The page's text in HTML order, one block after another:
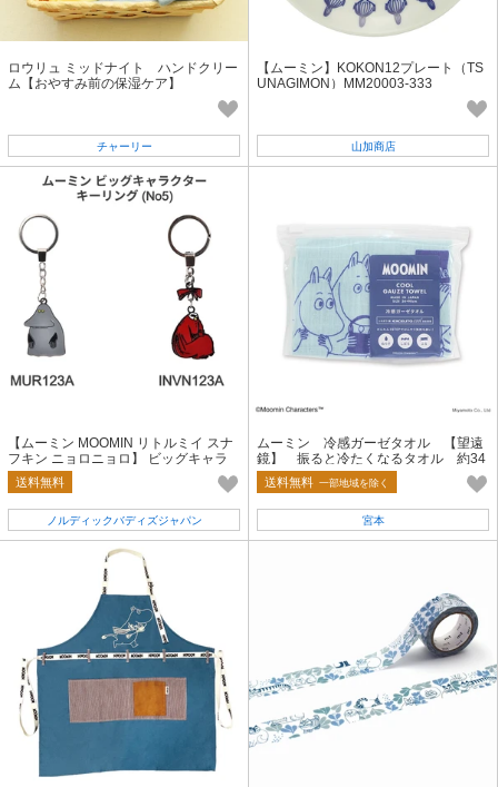
ロウリュ ミッドナイト ハンドクリー
ム【おやすみ前の保湿ケア】
チャーリー
【ムーミン】KOKON12プレート（TS
UNAGIMON）MM20003-333
山加商店
【ムーミン MOOMIN リトルミイ スナ
フキン ニョロニョロ】 ビッグキャラ
クター キーリング No5【人気商品】
送料無料
ノルディックバディズジャパン
ムーミン 冷感ガーゼタオル 【望遠
鏡】 振ると冷たくなるタオル 約34
×90cm
送料無料 一部地域を除く
宮本